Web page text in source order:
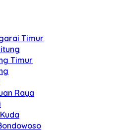
Timur
Timur
Raya